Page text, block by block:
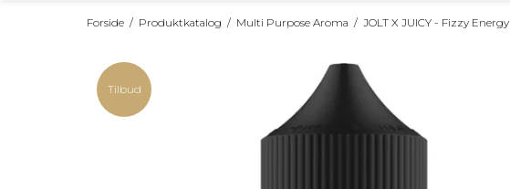
Forside / Produktkatalog / Multi Purpose Aroma / JOLT X JUICY - Fizzy Energy
Tilbud